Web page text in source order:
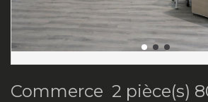
Commerce 2 pièce(s)